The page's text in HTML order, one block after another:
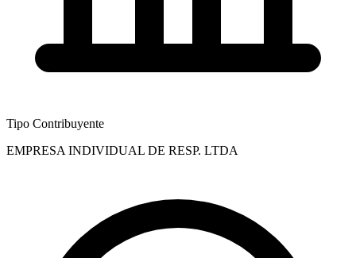
Tipo Contribuyente
EMPRESA INDIVIDUAL DE RESP. LTDA